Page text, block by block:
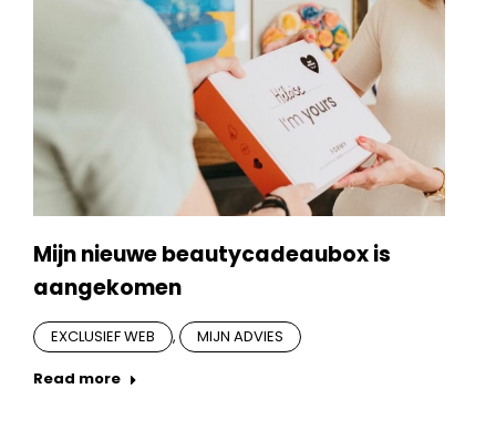
Mijn nieuwe beautycadeaubox is
aangekomen
EXCLUSIEF WEB ,
MIJN ADVIES
Read more